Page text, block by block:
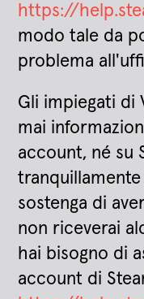
https://
modo tale da
problema
Gli impiegati di
mai
account, né su
sostenga di
non riceverai
hai bisogno di
account di